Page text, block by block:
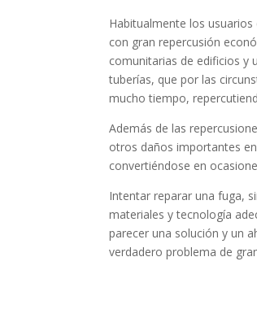
Habitualmente los
con gran repercusión
comunitarias de edificios y
tuberías, que por las
mucho tiempo,
Además de las
otros daños importantes
convertiéndose en
Intentar reparar una fuga,
materiales y tecnología
parecer una solución y un
verdadero problema de